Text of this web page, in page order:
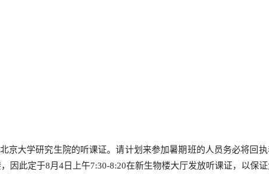
大学研究生院的听课证。请计划来参加暑期班的人员务必将回
因此定于8月4日上午7:30-8:20在新生物楼大厅发放听课证，以保